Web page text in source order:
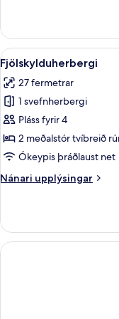
herbergi
Skoða
allar
myndir
fyrir
Fjölskylduherbergi
1
Fjölskylduherbergi
27 fermetrar
1 svefnherbergi
Pláss fyrir 4
2 meðalstór tvíbreið
Ókeypis þráðlaust net
Nánari upplýsingar
Nánari